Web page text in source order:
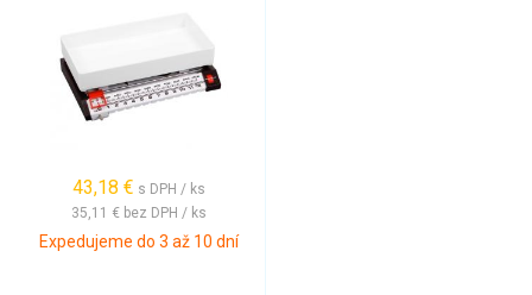
43,18 € s DPH / ks
35,11 € bez DPH / ks
Expedujeme do 3 až 10 dní